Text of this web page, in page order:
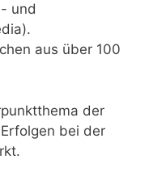
und
aus über 100
der
bei der